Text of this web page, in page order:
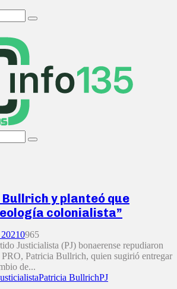
Search
Search
Bullrich y planteó que
colonialista”
0965
Justicialista (PJ) bonaerense repudiaron
Patricia Bullrich, quien sugirió entregar
de...
Patricia BullrichPJ